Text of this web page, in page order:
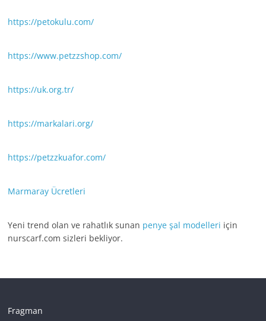
https://petokulu.com/
https://www.petzzshop.com/
https://uk.org.tr/
https://markalari.org/
https://petzzkuafor.com/
Marmaray Ücretleri
Yeni trend olan ve rahatlık sunan penye şal modelleri için
nurscarf.com sizleri bekliyor.
Fragman